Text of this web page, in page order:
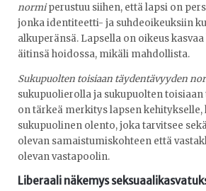
normiperustuu siihen, että lapsi on
jonka identiteetti- ja suhdeoikeuksiin
alkuperänsä. Lapsella on oikeus
äitinsä hoidossa, mikäli mahdollista.
Sukupuolten toisiaan täydentävyyden
sukupuolierolla ja sukupuolten
on tärkeä merkitys lapsen kehitykselle,
sukupuolinen olento, joka tarvitsee
olevan samaistumiskohteen että
olevan vastapoolin.
Liberaali näkemys